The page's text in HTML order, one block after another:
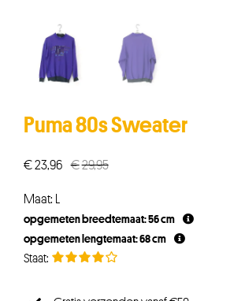
Puma 80s Sweater
€29,95Oorspronkelijke
€29,95.
€23,96
Huidige
€23,96.
Maat: L
opgemeten breedtemaat: 56 cm
opgemeten lengtemaat: 68 cm